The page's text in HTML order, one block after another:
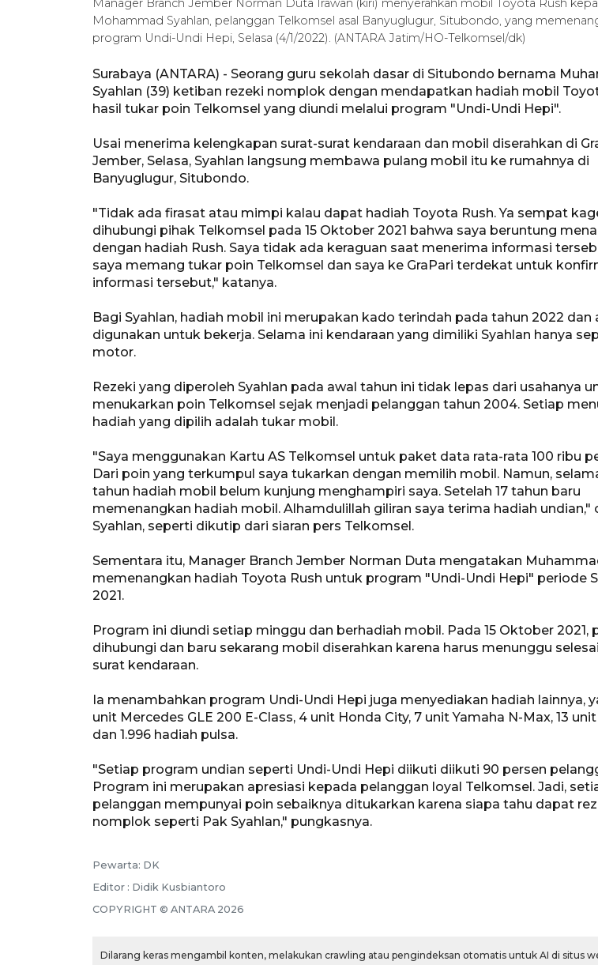
Manager Branch Jember Norman Duta Irawan (kiri) menyerahkan mobil Toyota Rush
Mohammad Syahlan, pelanggan Telkomsel asal Banyuglugur, Situbondo, yang
program Undi-Undi Hepi, Selasa (4/1/2022). (ANTARA Jatim/HO-Telkomsel/dk)
Surabaya (ANTARA) - Seorang guru sekolah dasar di Situbondo bernama
Syahlan (39) ketiban rezeki nomplok dengan mendapatkan hadiah mobil
hasil tukar poin Telkomsel yang diundi melalui program "Undi-Undi Hepi".
Usai menerima kelengkapan surat-surat kendaraan dan mobil diserahkan di
Jember, Selasa, Syahlan langsung membawa pulang mobil itu ke rumahnya di
Banyuglugur, Situbondo.
"Tidak ada firasat atau mimpi kalau dapat hadiah Toyota Rush. Ya sempat
dihubungi pihak Telkomsel pada 15 Oktober 2021 bahwa saya beruntung
dengan hadiah Rush. Saya tidak ada keraguan saat menerima informasi
saya memang tukar poin Telkomsel dan saya ke GraPari terdekat untuk
informasi tersebut," katanya.
Bagi Syahlan, hadiah mobil ini merupakan kado terindah pada tahun 2022 dan
digunakan untuk bekerja. Selama ini kendaraan yang dimiliki Syahlan hanya
motor.
Rezeki yang diperoleh Syahlan pada awal tahun ini tidak lepas dari usahanya
menukarkan poin Telkomsel sejak menjadi pelanggan tahun 2004. Setiap
hadiah yang dipilih adalah tukar mobil.
"Saya menggunakan Kartu AS Telkomsel untuk paket data rata-rata 100 ribu
Dari poin yang terkumpul saya tukarkan dengan memilih mobil. Namun,
tahun hadiah mobil belum kunjung menghampiri saya. Setelah 17 tahun baru
memenangkan hadiah mobil. Alhamdulillah giliran saya terima hadiah undian,"
Syahlan, seperti dikutip dari siaran pers Telkomsel.
Sementara itu, Manager Branch Jember Norman Duta mengatakan
memenangkan hadiah Toyota Rush untuk program "Undi-Undi Hepi" periode
2021.
Program ini diundi setiap minggu dan berhadiah mobil. Pada 15 Oktober 2021,
dihubungi dan baru sekarang mobil diserahkan karena harus menunggu
surat kendaraan.
Ia menambahkan program Undi-Undi Hepi juga menyediakan hadiah lainnya,
unit Mercedes GLE 200 E-Class, 4 unit Honda City, 7 unit Yamaha N-Max, 13 unit
dan 1.996 hadiah pulsa.
"Setiap program undian seperti Undi-Undi Hepi diikuti diikuti 90 persen
Program ini merupakan apresiasi kepada pelanggan loyal Telkomsel. Jadi,
pelanggan mempunyai poin sebaiknya ditukarkan karena siapa tahu dapat
nomplok seperti Pak Syahlan," pungkasnya.
Pewarta: DK
Editor : Didik Kusbiantoro
COPYRIGHT © ANTARA 2026
Dilarang keras mengambil konten, melakukan crawling atau pengindeksan otomatis untuk AI di situs
Gerakan pangan
15 jam lalu